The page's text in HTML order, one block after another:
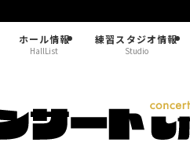
ホール情報
HallList
練習スタジオ情報
Studio